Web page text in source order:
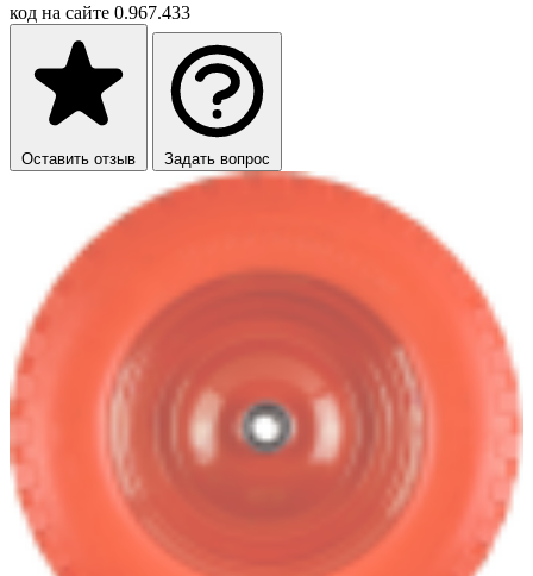
код на сайте 0.967.433
Оставить отзыв Задать вопрос